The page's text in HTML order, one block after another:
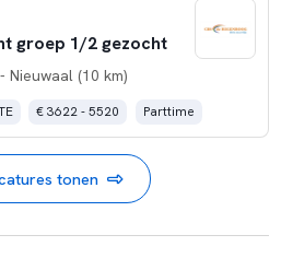
groep 1/2 gezocht
- Nieuwaal (10 km)
€ 3622 - 5520 Parttime
tonen